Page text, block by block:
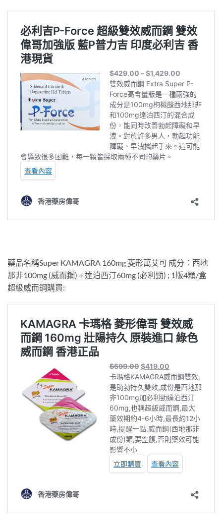
藥品名稱Super KAMAGRA 160mg 菱形萬艾可 成分：西地
那非100mg (威而鋼) + 達泊西汀60mg (必利勁) ; 1版4顆/盒
超級威而鋼購買: